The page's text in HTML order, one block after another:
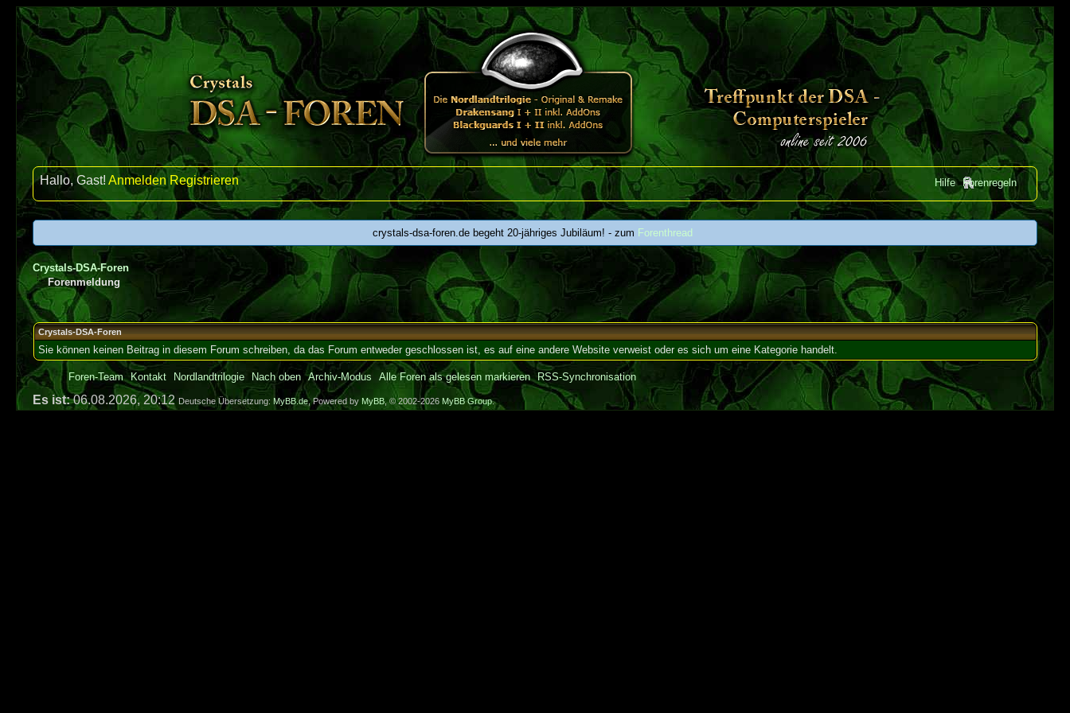
Hilfe Forenregeln
Hallo, Gast!Anmelden Registrieren
crystals-dsa-foren.de begeht 20-jähriges Jubiläum! - zum Forenthread
Crystals-DSA-Foren
Forenmeldung
Crystals-DSA-Foren
Sie können keinen Beitrag in diesem Forum schreiben, da das Forum entweder geschlossen ist, es auf eine andere Website verweist oder es sich um eine Kategorie handelt.
Foren-Team Kontakt Nordlandtrilogie Nach oben Archiv-Modus Alle Foren als gelesen markieren RSS-Synchronisation
Es ist:06.08.2026, 20:12 Deutsche Übersetzung: MyBB.de, Powered byMyBB , © 2002-2026 MyBB Group.